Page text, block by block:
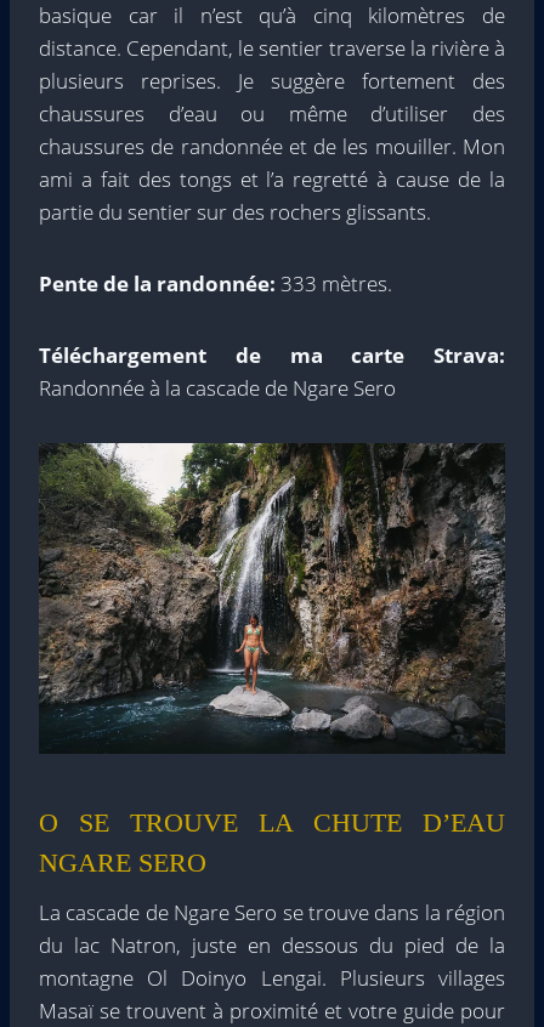
basique car il n’est qu’à cinq kilomètres de
distance. Cependant, le sentier traverse la rivière à
plusieurs reprises. Je suggère fortement des
chaussures d’eau ou même d’utiliser des
chaussures de randonnée et de les mouiller. Mon
ami a fait des tongs et l’a regretté à cause de la
partie du sentier sur des rochers glissants.
Pente de la randonnée: 333 mètres.
Téléchargement de ma carte Strava:
Randonnée à la cascade de Ngare Sero
O SE TROUVE LA CHUTE D’EAU
NGARE SERO
La cascade de Ngare Sero se trouve dans la région
du lac Natron, juste en dessous du pied de la
montagne Ol Doinyo Lengai. Plusieurs villages
Masaï se trouvent à proximité et votre guide pour